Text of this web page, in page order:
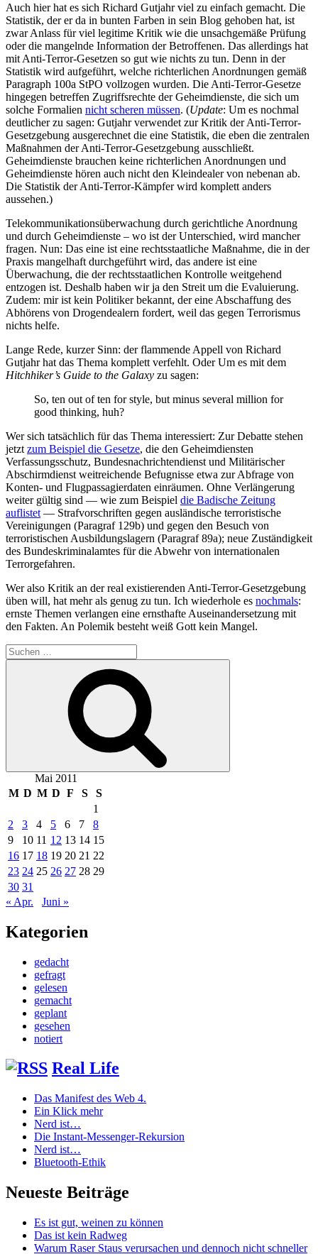
Auch hier hat es sich Richard Gutjahr viel zu einfach gemacht. Die
Statistik, der er da in bunten Farben in sein Blog gehoben hat, ist
zwar Anlass für viel legitime Kritik wie die unsachgemäße Prüfung
oder die mangelnde Information der Betroffenen. Das allerdings hat
mit Anti-Terror-Gesetzen so gut wie nichts zu tun. Denn in der
Statistik wird aufgeführt, welche richterlichen Anordnungen gemäß
Paragraph 100a StPO vollzogen wurden. Die Anti-Terror-Gesetze
hingegen betreffen Zugriffsrechte der Geheimdienste, die sich um
solche Formalien nicht scheren müssen. (Update: Um es nochmal
deutlicher zu sagen: Gutjahr verwendet zur Kritik der Anti-Terror-
Gesetzgebung ausgerechnet die eine Statistik, die eben die zentralen
Maßnahmen der Anti-Terror-Gesetzgebung ausschließt.
Geheimdienste brauchen keine richterlichen Anordnungen und
Geheimdienste hören auch nicht den Kleindealer von nebenan ab.
Die Statistik der Anti-Terror-Kämpfer wird komplett anders
aussehen.)
Telekommunikationsüberwachung durch gerichtliche Anordnung
und durch Geheimdienste – wo ist der Unterschied, wird mancher
fragen. Nun: Das eine ist eine rechtsstaatliche Maßnahme, die in der
Praxis mangelhaft durchgeführt wird, das andere ist eine
Überwachung, die der rechtsstaatlichen Kontrolle weitgehend
entzogen ist. Deshalb haben wir ja den Streit um die Evaluierung.
Zudem: mir ist kein Politiker bekannt, der eine Abschaffung des
Abhörens von Drogendealern fordert, weil das gegen Terrorismus
nichts helfe.
Lange Rede, kurzer Sinn: der flammende Appell von Richard
Gutjahr hat das Thema komplett verfehlt. Oder Um es mit dem
Hitchhiker’s Guide to the Galaxy zu sagen:
So, ten out of ten for style, but minus several million for
good thinking, huh?
Wer sich tatsächlich für das Thema interessiert: Zur Debatte stehen
jetzt zum Beispiel die Gesetze, die den Geheimdiensten
Verfassungsschutz, Bundesnachrichtendienst und Militärischer
Abschirmdienst weitreichende Befugnisse etwa zur Abfrage von
Konten- und Flugpassagierdaten einräumen. Ohne Verlängerung
weiter gültig sind — wie zum Beispiel die Badische Zeitung
auflistet — Strafvorschriften gegen ausländische terroristische
Vereinigungen (Paragraf 129b) und gegen den Besuch von
terroristischen Ausbildungslagern (Paragraf 89a); neue Zuständigkeit
des Bundeskriminalamtes für die Abwehr von internationalen
Terrorgefahren.
Wer also Kritik an der real existierenden Anti-Terror-Gesetzgebung
üben will, hat mehr als genug zu tun. Ich wiederhole es nochmals:
ernste Themen verlangen eine ernsthafte Auseinandersetzung mit
den Fakten. An Polemik besteht weiß Gott kein Mangel.
Suchen
nach:
Mai 2011
M D M D F S
S
1
2
3 4 5 6 7
8
9
10 11 12 13 14 15
16 17 18 19 20 21 22
23 24 25 26 27 28 29
30 31
« Apr.
Juni »
Kategorien
gedacht
gefragt
gelesen
gemacht
geplant
gesehen
notiert
Real Life
Das Manifest des Web 4.
Ein Klick mehr
Nerd ist…
Die Instant-Messenger-Rekursion
Nerd ist…
Bluetooth-Ethik
Neueste Beiträge
Es ist gut, weinen zu können
Das ist kein Radweg
Warum Raser Staus verursachen und dennoch nicht schneller